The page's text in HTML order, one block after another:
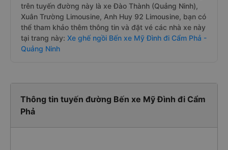
trên tuyến đường này là xe Đào Thành (Quảng Ninh),
Xuân Trường Limousine, Anh Huy 92 Limousine, bạn có
thể tham khảo thêm thông tin và đặt vé các nhà xe này
tại trang này: Xe ghế ngồi Bến xe Mỹ Đình đi Cẩm Phả -
Quảng Ninh
Thông tin tuyến đường Bến xe Mỹ Đình đi Cẩm
Phả